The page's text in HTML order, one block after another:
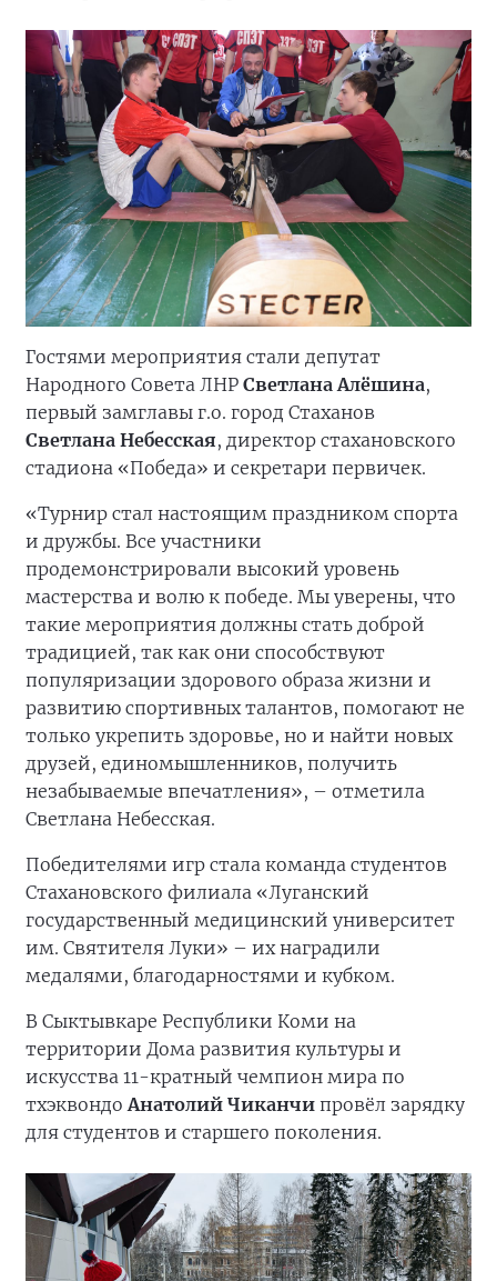
Гостями мероприятия стали депутат
Народного Совета ЛНР Светлана Алёшина,
первый замглавы г.о. город Стаханов
Светлана Небесская, директор стахановского
стадиона «Победа» и секретари первичек.
«Турнир стал настоящим праздником спорта
и дружбы. Все участники
продемонстрировали высокий уровень
мастерства и волю к победе. Мы уверены, что
такие мероприятия должны стать доброй
традицией, так как они способствуют
популяризации здорового образа жизни и
развитию спортивных талантов, помогают не
только укрепить здоровье, но и найти новых
друзей, единомышленников, получить
незабываемые впечатления», – отметила
Светлана Небесская.
Победителями игр стала команда студентов
Стахановского филиала «Луганский
государственный медицинский университет
им. Святителя Луки» – их наградили
медалями, благодарностями и кубком.
В Сыктывкаре Республики Коми на
территории Дома развития культуры и
искусства 11-кратный чемпион мира по
тхэквондоАнатолий Чиканчи провёл зарядку
для студентов и старшего поколения.